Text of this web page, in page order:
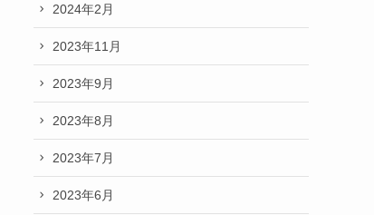
2024年2月
2023年11月
2023年9月
2023年8月
2023年7月
2023年6月